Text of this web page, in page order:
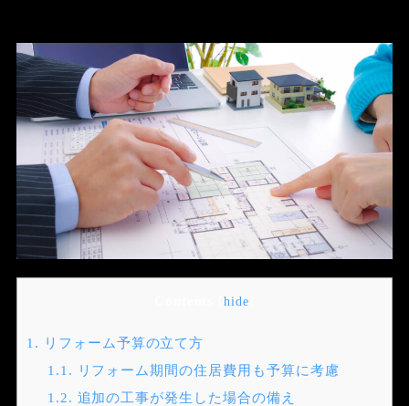
[hide
1. リフォーム予算の立て方
1.1. リフォーム期間の住居費用も予算に考慮
1.2. 追加の工事が発生した場合の備え